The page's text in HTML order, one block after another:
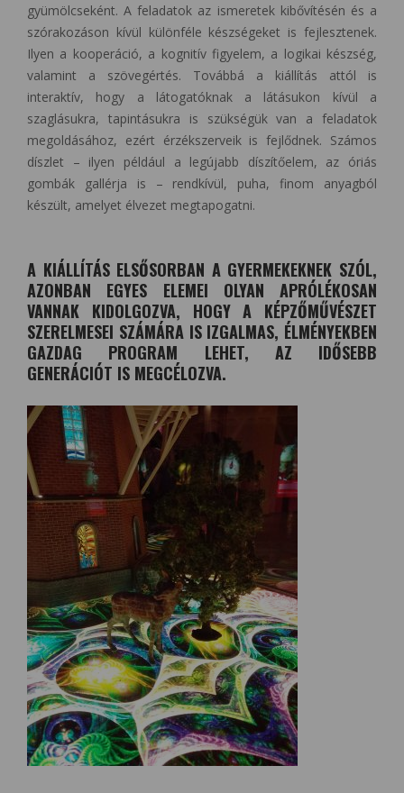
gyümölcseként. A feladatok az ismeretek kibővítésén és a
szórakozáson kívül különféle készségeket is fejlesztenek.
Ilyen a kooperáció, a kognitív figyelem, a logikai készség,
valamint a szövegértés. Továbbá a kiállítás attól is
interaktív, hogy a látogatóknak a látásukon kívül a
szaglásukra, tapintásukra is szükségük van a feladatok
megoldásához, ezért érzékszerveik is fejlődnek. Számos
díszlet – ilyen például a legújabb díszítőelem, az óriás
gombák gallérja is – rendkívül, puha, finom anyagból
készült, amelyet élvezet megtapogatni.
A KIÁLLÍTÁS ELSŐSORBAN A GYERMEKEKNEK SZÓL,
AZONBAN EGYES ELEMEI OLYAN APRÓLÉKOSAN
VANNAK KIDOLGOZVA, HOGY A KÉPZŐMŰVÉSZET
SZERELMESEI SZÁMÁRA IS IZGALMAS, ÉLMÉNYEKBEN
GAZDAG PROGRAM LEHET, AZ IDŐSEBB
GENERÁCIÓT IS MEGCÉLOZVA.